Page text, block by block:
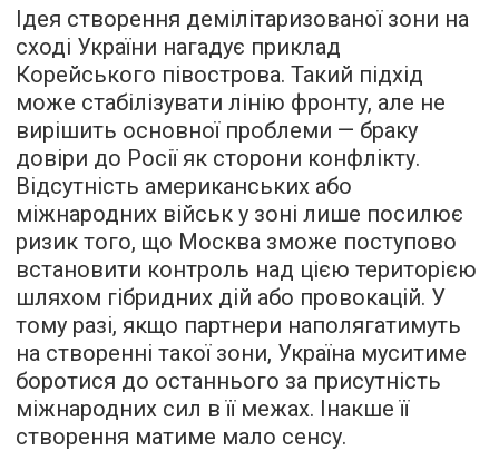
Ідея створення демілітаризованої зони на
сході України нагадує приклад
Корейського півострова. Такий підхід
може стабілізувати лінію фронту, але не
вирішить основної проблеми — браку
довіри до Росії як сторони конфлікту.
Відсутність американських або
міжнародних військ у зоні лише посилює
ризик того, що Москва зможе поступово
встановити контроль над цією територією
шляхом гібридних дій або провокацій. У
тому разі, якщо партнери наполягатимуть
на створенні такої зони, Україна муситиме
боротися до останнього за присутність
міжнародних сил в її межах. Інакше її
створення матиме мало сенсу.